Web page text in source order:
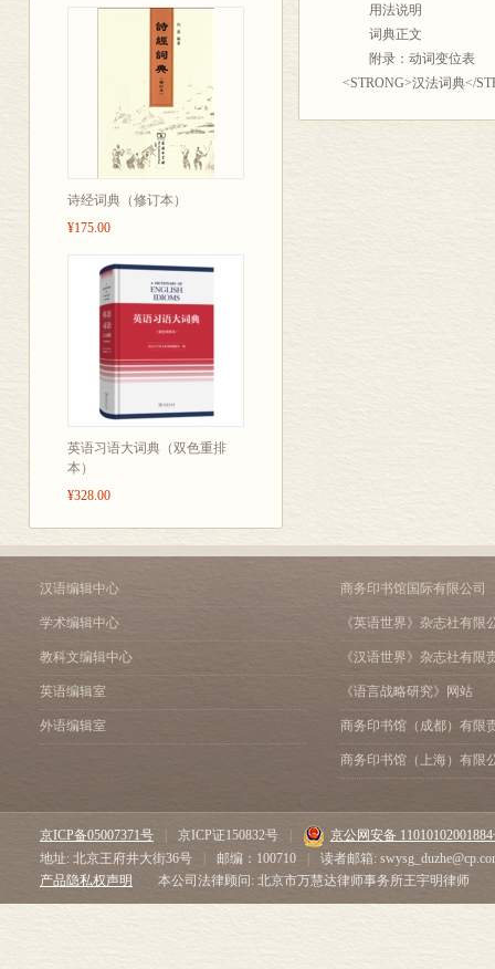
诗经词典（修订本）
¥175.00
英语习语大词典（双色重排
本）
¥328.00
用法说明
词典正文
附录：动词变位表
<STRONG>汉法词典</
汉语编辑中心
学术编辑中心
教科文编辑中心
英语编辑室
外语编辑室
商务印书馆国际有限公司
《英语世界》杂志社有限
《汉语世界》杂志社有限
《语言战略研究》网站
商务印书馆（成都）有限
商务印书馆（上海）有限
京ICP备05007371号 京ICP证150832号
京公网安备
地址: 北京王府井大街36号
邮编：100710
读者邮箱:
产品隐私权声明
本公司法律顾问: 北京市万慧达律师事务所王宇明律师